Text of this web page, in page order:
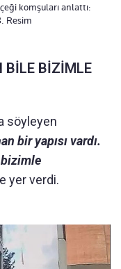
komşuları anlattı:
Resim
BİLE BİZİMLE
söyleyen
bir yapısı vardı.
yer verdi.